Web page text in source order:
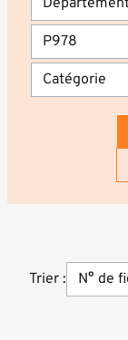
Trier :